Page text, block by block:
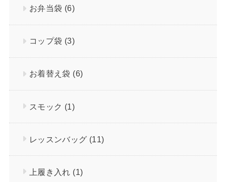
お弁当袋 (6)
コップ袋 (3)
お着替え袋 (6)
スモック (1)
レッスンバッグ (11)
上履き入れ (1)